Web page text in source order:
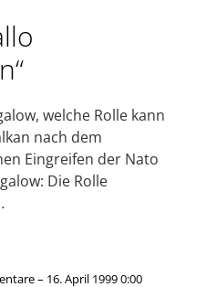
welche Rolle kann
nach dem
Eingreifen der Nato
Die Rolle
– 16. April 1999 0:00